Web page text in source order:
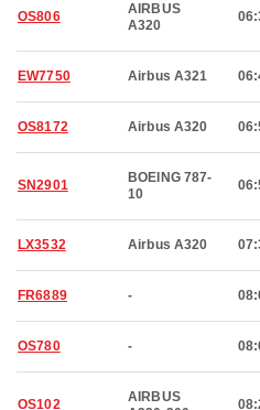
OS806
AIRBUS
A320
EW7750 Airbus A321
OS8172 Airbus A320
SN2901
BOEING 787-
10
LX3532 Airbus A320
FR6889 -
OS780 -
OS102
AIRBUS